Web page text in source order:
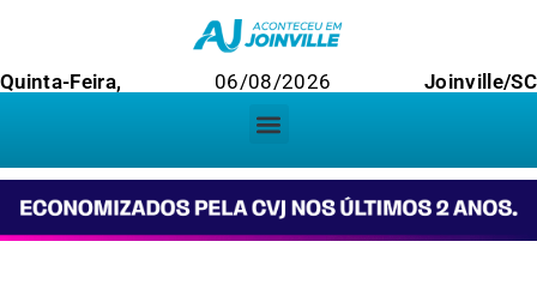
Quinta-Feira, 06/08/2026 Joinville/SC